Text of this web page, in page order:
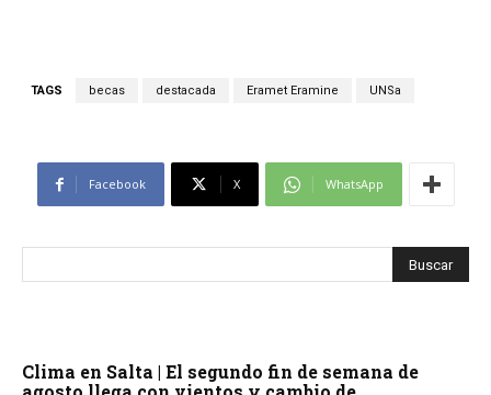
TAGS becas destacada Eramet Eramine UNSa
Facebook X WhatsApp
Clima en Salta | El segundo fin de semana de